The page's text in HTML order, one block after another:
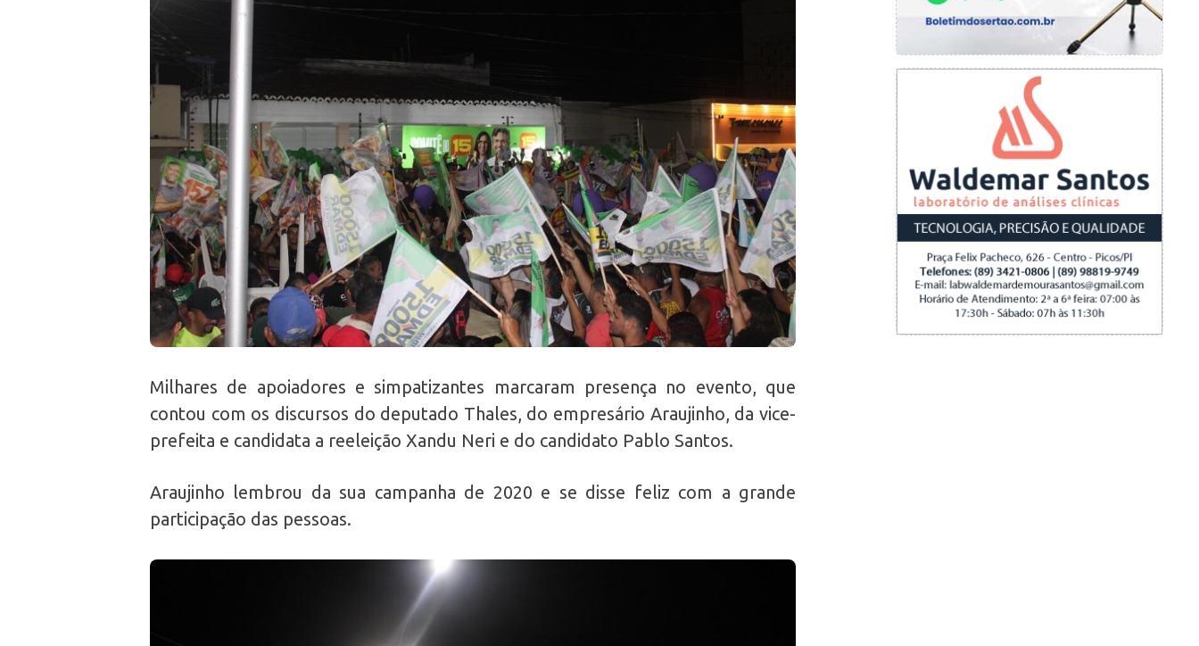
Milhares de apoiadores e simpatizantes marcaram presença no evento, que
contou com os discursos do deputado Thales, do empresário Araujinho, da vice-
prefeita e candidata a reeleição Xandu Neri e do candidato Pablo Santos.
Araujinho lembrou da sua campanha de 2020 e se disse feliz com a grande
participação das pessoas.